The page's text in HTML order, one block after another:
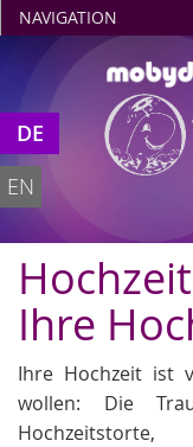
NAVIGATION
DE
EN
Ihre
Ihre Hochzeit ist
wollen: Die